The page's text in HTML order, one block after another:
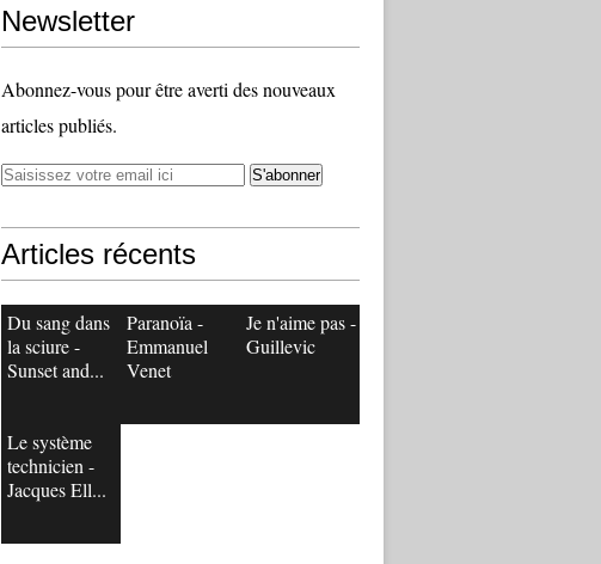
Newsletter
Abonnez-vous pour être averti des nouveaux
articles publiés.
Articles récents
Du sang dans
la sciure -
Sunset and...
Paranoïa -
Emmanuel
Venet
Je n'aime pas -
Guillevic
Le système
technicien -
Jacques Ell...